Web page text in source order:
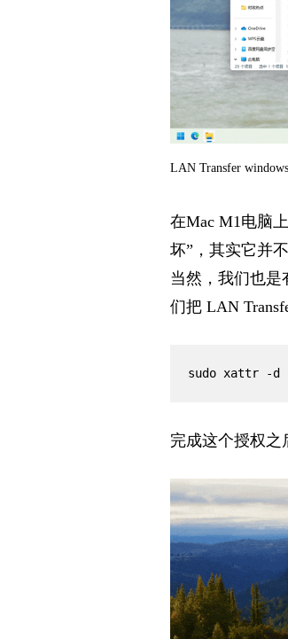
LAN Transfer windows
在Mac M1电脑
坏”，其实它并
当然，我们也是
们把 LAN
sudo xattr -d
完成这个授权之